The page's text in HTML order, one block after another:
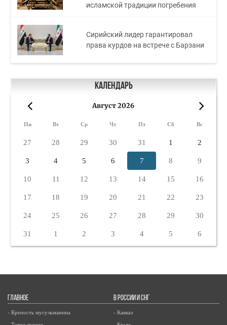
исламской традиции погребения
Сирийский лидер гарантировал
права курдов на встрече с Барзани
Календарь
Август 2026
Пн Вт Ср Чт Пт Сб Вс
27 28 29 30 31 1 2
3 4 5 6 7 8 9
10 11 12 13 14 15 16
17 18 19 20 21 22 23
24 25 26 27 28 29 30
31 1 2 3 4 5 6
ГЛАВНОЕ
- Крепость мусульманина
В РОССИИ И СНГ
- Кавказ